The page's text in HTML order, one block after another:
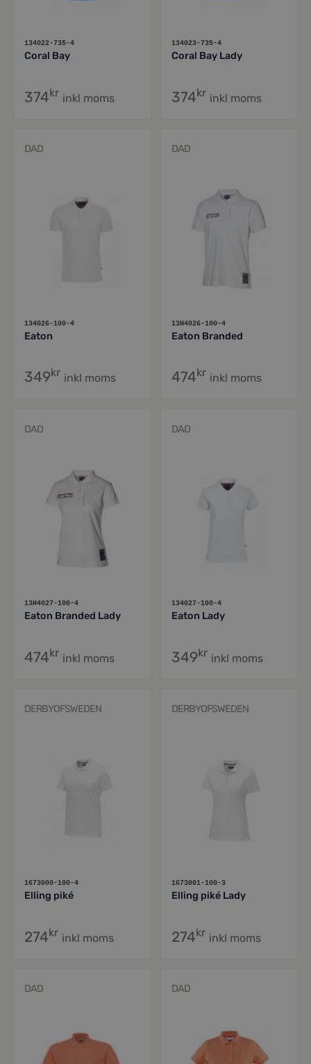
134022-735-4
Coral Bay
374kr inkl moms
134023-735-4
Coral Bay Lady
374kr inkl moms
DAD
134026-100-4
Eaton
349kr inkl moms
DAD
13H4026-100-4
Eaton Branded
474kr inkl moms
DAD
13H4027-100-4
Eaton Branded Lady
474kr inkl moms
DAD
134027-100-4
Eaton Lady
349kr inkl moms
DERBYOFSWEDEN
1673000-100-4
Elling piké
274kr inkl moms
DERBYOFSWEDEN
1673001-100-3
Elling piké Lady
274kr inkl moms
DAD DAD